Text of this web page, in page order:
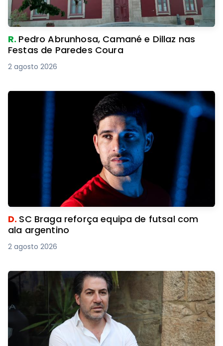
R. Pedro Abrunhosa, Camané e Dillaz nas
Festas de Paredes Coura
2 agosto 2026
D. SC Braga reforça equipa de futsal com
ala argentino
2 agosto 2026